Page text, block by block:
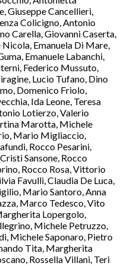
Giuseppe Cancellieri,
Colicigno, Antonio
Carella, Giovanni Caserta,
Emanuela Di Mare,
Emanuele Labanchi,
Federico Mussuto,
Lucio Tufano, Dino
Domenico Friolo,
Ida Leone, Teresa
Lotierzo, Valerio
Marotta, Michele
Mario Migliaccio,
Rocco Pesarini,
Sansone, Rocco
Rocco Rosa, Vittorio
Favulli, Claudia De Luca,
Mario Santoro, Anna
Marco Tedesco, Vito
Lopergolo,
Michele Petruzzo,
Michele Saponaro, Pietro
Tita, Margherita
Rossella Villani, Teri